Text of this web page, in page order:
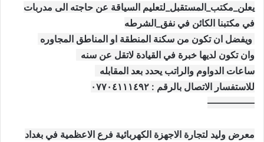
يعلن_مكتب_المستقبل_لتعليم السياقة عن حاجته الى مدربات
في مكتبنا الكائن في نفق_الشرطه
ويفضل ان تكون من سكنة المنطقة او المناطق المجاوره
وان تكون لديها خبرة في القيادة لاتقل عن سنه
ساعات الدواوم والراتب يحدد بعد المقابله
للاستفسار الاتصال بالرقم : ‏٠٧٧٠٤١١١٤٩٢
—————
معرض وليد لتجارة الاجهزة الكهربائية فرع الاعظمية في بغداد